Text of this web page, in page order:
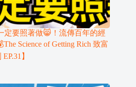
定要照著做😸！流傳百年的經
Science of Getting Rich 致富
】